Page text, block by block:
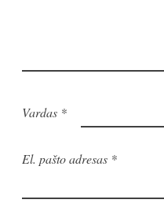
Vardas *
El. pašto adresas *